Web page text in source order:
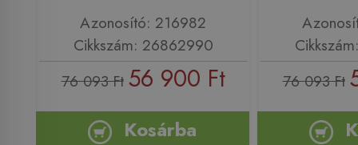
Azonosító: 216982
Cikkszám: 26862990
76 093 Ft 56 900 Ft
Kosárba
76 093 Ft